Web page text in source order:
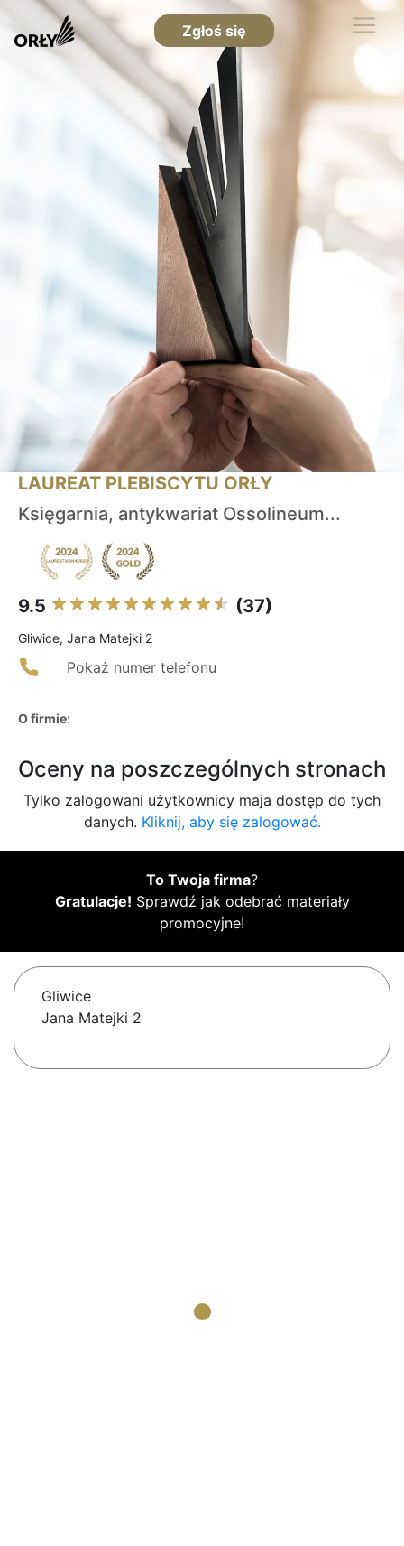
Zgłoś się
LAUREAT PLEBISCYTU ORŁY
Księgarnia, antykwariat Ossolineum...
9.5 (37)
Gliwice, Jana Matejki 2
Pokaż numer telefonu
O firmie:
Oceny na poszczególnych stronach
Tylko zalogowani użytkownicy maja dostęp do tych
danych. Kliknij, aby się zalogować.
To Twoja firma?
Gratulacje! Sprawdź jak odebrać materiały
promocyjne!
Gliwice
Jana Matejki 2